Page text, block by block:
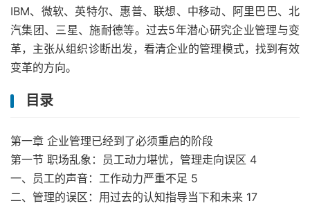
IBM、微软、英特尔、惠普、联想、中移动、阿里巴巴、北
汽集团、三星、施耐德等。过去5年潜心研究企业管理与变
革，主张从组织诊断出发，看清企业的管理模式，找到有效
变革的方向。
目录
第一章 企业管理已经到了必须重启的阶段
第一节 职场乱象：员工动力堪忧，管理走向误区 4
一、员工的声音：工作动力严重不足 5
二、管理的误区：用过去的认知指导当下和未来 17